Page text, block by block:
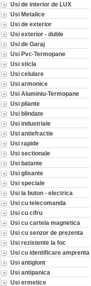
Usi de interior de LUX
Usi Metalice
Usi de exterior
Usi exterior - duble
Usi de Garaj
Usi Pvc-Termopane
Usi sticla
Usi celulare
Usi armonice
Usi Aluminiu-Termopane
Usi pliante
Usi blindate
Usi industriale
Usi antiefractie
Usi rapide
Usi sectionale
Usi batante
Usi glisante
Usi speciale
Usi la buton - electrica
Usi cu telecomanda
Usi cu cifru
Usi cu cartela magnetica
Usi cu senzor de prezenta
Usi rezistente la foc
Usi cu identificare amprenta
Usi antiglont
Usi antipanica
Usi ermetice